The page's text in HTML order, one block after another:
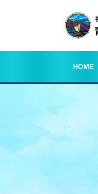
HOME